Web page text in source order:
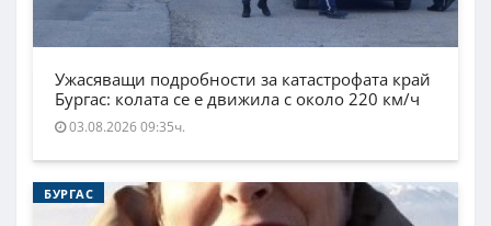
Ужасяващи подробности за катастрофата край
Бургас: колата се е движила с около 220 км/ч
03.08.2026 09:35ч.
БУРГАС